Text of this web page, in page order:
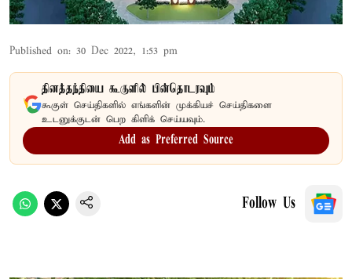
Published on: 30 Dec 2022, 1:53 pm
தினத்தந்தியை கூகுளில் பின்தொடரவும்
கூகுள் செய்திகளில் எங்களின் முக்கியச் செய்திகளை
உடனுக்குடன் பெற கிளிக் செய்யவும்.
Add as Preferred Source
Follow Us